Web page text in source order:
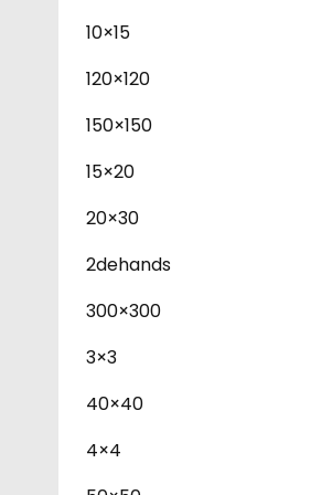
10×15
120×120
150×150
15×20
20×30
2dehands
300×300
3×3
40×40
4×4